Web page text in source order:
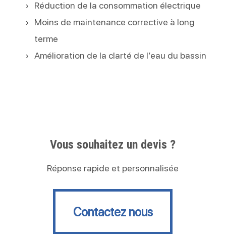
Réduction de la consommation électrique
Moins de maintenance corrective à long
terme
Amélioration de la clarté de l’eau du bassin
Vous souhaitez un devis ?
Réponse rapide et personnalisée
Contactez nous
Contactez nous